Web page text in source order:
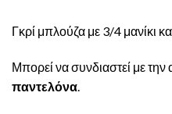
Γκρί μπλούζα με 3/4 μανίκι
Μπορεί να συνδιαστεί με την
παντελόνα